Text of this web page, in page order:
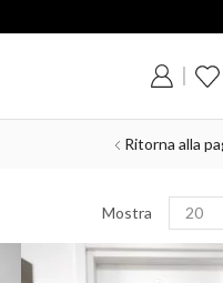
Ritorna alla
Mostra